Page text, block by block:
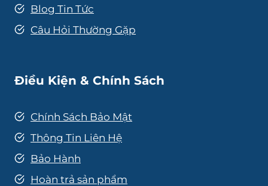
Blog Tin Tức
Câu Hỏi Thường Gặp
Điều Kiện & Chính Sách
Chính Sách Bảo Mật
Thông Tin Liên Hệ
Bảo Hành
Hoàn trả sản phẩm